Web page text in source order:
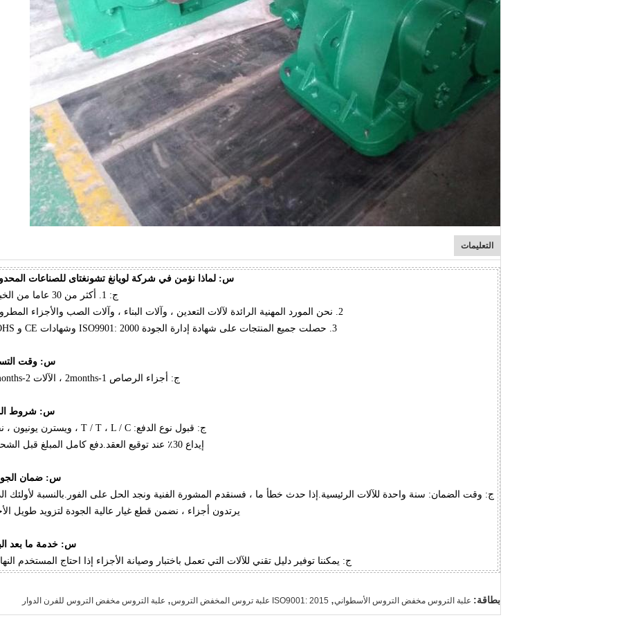
التعليمات
س: لماذا نؤمن في شركة لويانغ تشونغتاى للصناعات
ج: 1. أكثر من 30 عاما من الخبرة.
2. نحن المورد المهنية الرائدة لآلات التعدين ، وآلات البناء ، وآلات الصب والأجزاء المطروقة.
3. حصلت جميع المنتجات على شهادة إدارة الجودة ISO9901: 2000 وشهادات CE و ROHS.
س: وقت
ج: أجزاء الرصاص 1-2months ، الآلات 2-3months.
س: شروط
ج: قبول نوع الدفع: T / T ، L / C ، ويسترن يونيون ، نقدًا.
إيداع 30٪ عند توقيع العقد.دفع كامل المبلغ قبل الشحن ،
س: ضمان
ج: وقت الضمان: سنة واحدة للآلات الرئيسية.إذا حدث خطأ ما ، فسنقدم المشورة الفنية ونجد الحل على الفور.بالنسبة لأولئك
يرتدون أجزاء ، نضمن قطع غيار عالية الجودة لتزويد طويل
س: خدمة ما بعد
ج: يمكننا توفير دليل تقني للآلات التي تعمل باختبار وصيانة الأجزاء إذا احتاج المستخدم
بطاقة: علبة التروس مخفض التروس الأسطواني, ISO9001: 2015 علبة تروس المخفض التروس , علبة التروس مخفض التروس للفرن الدوار